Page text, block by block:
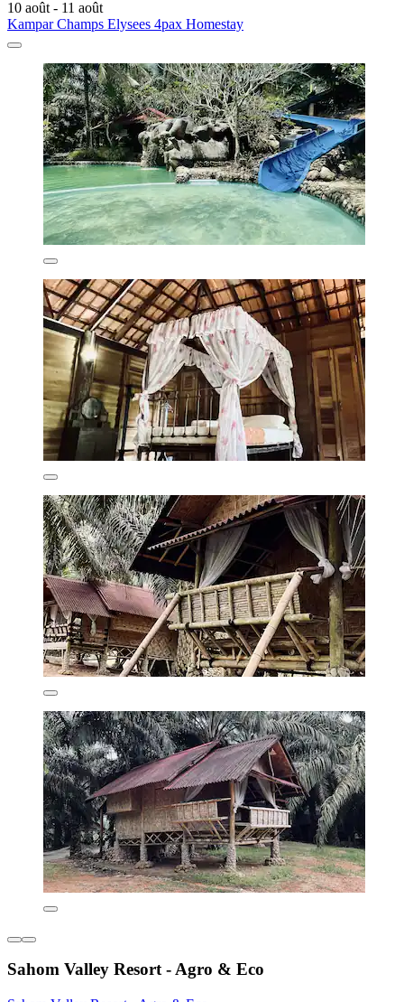
10 août - 11 août
Kampar Champs Elysees 4pax Homestay
Sahom Valley Resort - Agro & Eco